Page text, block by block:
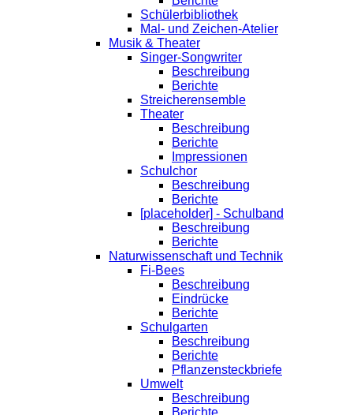
Schülerbibliothek
Mal- und Zeichen-Atelier
Musik & Theater
Singer-Songwriter
Beschreibung
Berichte
Streicherensemble
Theater
Beschreibung
Berichte
Impressionen
Schulchor
Beschreibung
Berichte
[placeholder] - Schulband
Beschreibung
Berichte
Naturwissenschaft und Technik
Fi-Bees
Beschreibung
Eindrücke
Berichte
Schulgarten
Beschreibung
Berichte
Pflanzensteckbriefe
Umwelt
Beschreibung
Berichte